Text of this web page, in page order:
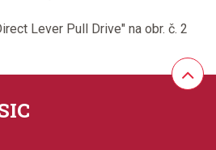
Lever Pull Drive" na obr. č. 2